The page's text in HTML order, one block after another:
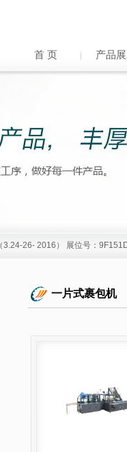
首 页 产品
3.24-26- 2016） 展位号：
一片式裹包机